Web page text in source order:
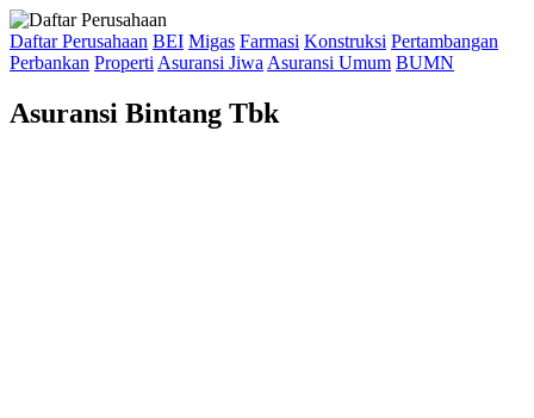
Daftar Perusahaan BEI Migas Farmasi Konstruksi Pertambangan
Perbankan Properti Asuransi Jiwa Asuransi Umum BUMN
Asuransi Bintang Tbk